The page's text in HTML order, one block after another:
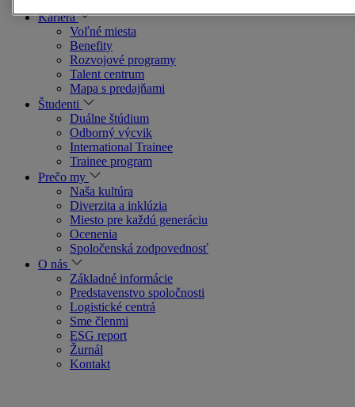
Kariéra
Voľné miesta
Benefity
Rozvojové programy
Talent centrum
Mapa s predajňami
Študenti
Duálne štúdium
Odborný výcvik
International Trainee
Trainee program
Prečo my
Naša kultúra
Diverzita a inklúzia
Miesto pre každú generáciu
Ocenenia
Spoločenská zodpovednosť
O nás
Základné informácie
Predstavenstvo spoločnosti
Logistické centrá
Sme členmi
ESG report
Žurnál
Kontakt